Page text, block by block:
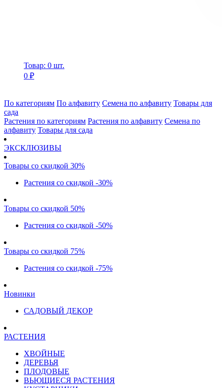
Товар: 0 шт.
0 ₽
По категориям По алфавиту Семена по алфавиту Товары для
сада
Растения по категориям Растения по алфавиту Семена по
алфавиту Товары для сада
ЭКСКЛЮЗИВЫ
Товары со скидкой 30%
Растения со скидкой -30%
Товары со скидкой 50%
Растения со скидкой -50%
Товары со скидкой 75%
Растения со скидкой -75%
Новинки
САДОВЫЙ ДЕКОР
РАСТЕНИЯ
ХВОЙНЫЕ
ДЕРЕВЬЯ
ПЛОДОВЫЕ
ВЬЮЩИЕСЯ РАСТЕНИЯ